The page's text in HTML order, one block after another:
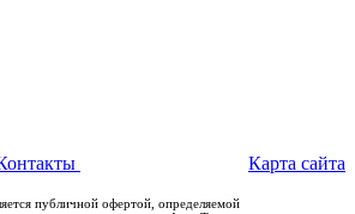
Карта сайта
публичной офертой, определяемой